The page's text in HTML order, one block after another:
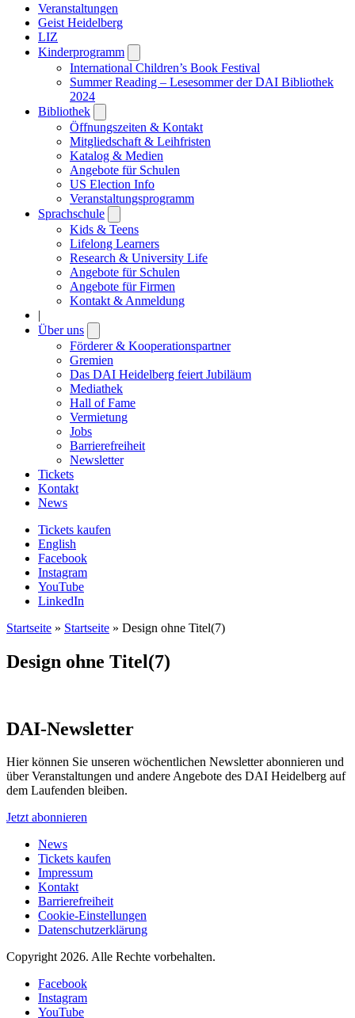
Veranstaltungen
Geist Heidelberg
LIZ
Kinderprogramm
submenu
International Children’s Book Festival
Summer Reading – Lesesommer der DAI Bibliothek
2024
Bibliothek
submenu
Öffnungszeiten & Kontakt
Mitgliedschaft & Leihfristen
Katalog & Medien
Angebote für Schulen
US Election Info
Veranstaltungsprogramm
Sprachschule
submenu
Kids & Teens
Lifelong Learners
Research & University Life
Angebote für Schulen
Angebote für Firmen
Kontakt & Anmeldung
|
Über uns
submenu
Förderer & Kooperationspartner
Gremien
Das DAI Heidelberg feiert Jubiläum
Mediathek
Hall of Fame
Vermietung
Jobs
Barrierefreiheit
Newsletter
Tickets
Kontakt
News
Tickets kaufen
English
Facebook
Instagram
YouTube
LinkedIn
Startseite » Startseite » Design ohne Titel(7)
Design ohne Titel(7)
DAI-Newsletter
Hier können Sie unseren wöchentlichen Newsletter abonnieren und
über Veranstaltungen und andere Angebote des DAI Heidelberg auf
dem Laufenden bleiben.
Jetzt abonnieren
News
Tickets kaufen
Impressum
Kontakt
Barrierefreiheit
Cookie-Einstellungen
Datenschutzerklärung
Copyright 2026. Alle Rechte vorbehalten.
Facebook
Instagram
YouTube